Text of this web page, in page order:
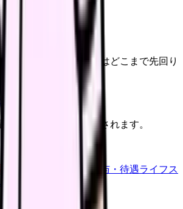
を、自院の求人票ではどこまで先回り
か？
きで管理画面に記録されます。
イド 職場環境給与・待遇ライフス